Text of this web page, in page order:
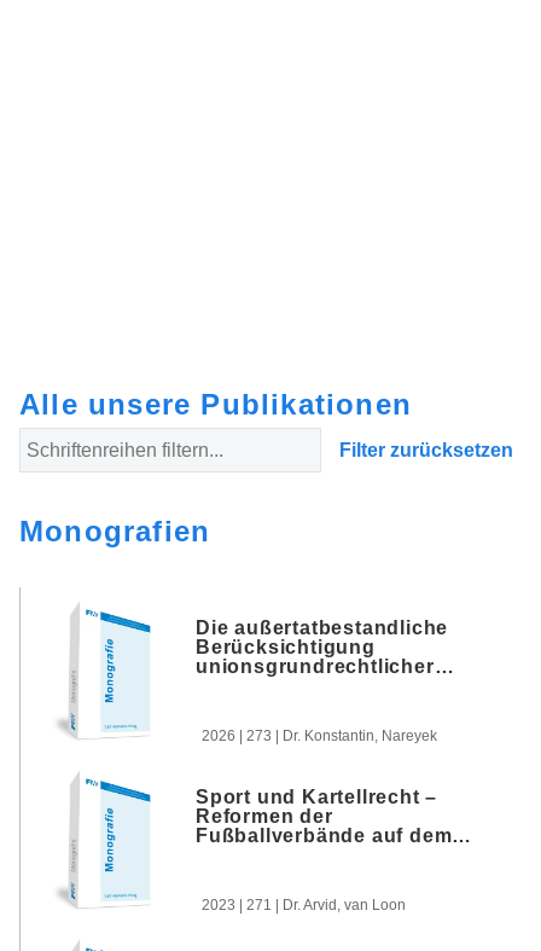
Alle unsere Publikationen
Filter zurücksetzen
Monografien
Die außertatbestandliche
Berücksichtigung
unionsgrundrechtlicher
2026 | 273 | Dr. Konstantin, Nareyek
Sport und Kartellrecht –
Reformen der
Fußballverbände auf dem
2023 | 271 | Dr. Arvid, van Loon